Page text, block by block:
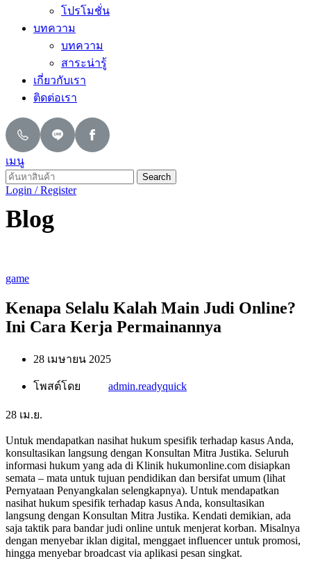
โปรโมชั่น
บทความ
บทความ
สาระน่ารู้
เกี่ยวกับเรา
ติดต่อเรา
เมนู
Search
Login / Register
Blog
game
Kenapa Selalu Kalah Main Judi Online?
Ini Cara Kerja Permainannya
28 เมษายน 2025
โพสต์โดย admin.readyquick
28 เม.ย.
Untuk mendapatkan nasihat hukum spesifik terhadap kasus Anda,
konsultasikan langsung dengan Konsultan Mitra Justika. Seluruh
informasi hukum yang ada di Klinik hukumonline.com disiapkan
semata – mata untuk tujuan pendidikan dan bersifat umum (lihat
Pernyataan Penyangkalan selengkapnya). Untuk mendapatkan
nasihat hukum spesifik terhadap kasus Anda, konsultasikan
langsung dengan Konsultan Mitra Justika. Kendati demikian, ada
saja taktik para bandar judi online untuk menjerat korban. Misalnya
dengan menyebar iklan digital, menggaet influencer untuk promosi,
hingga menyebar broadcast via aplikasi pesan singkat.